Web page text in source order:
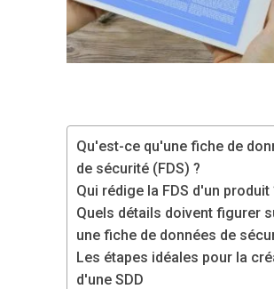
Qu'est-ce qu'une fiche de
de sécurité (FDS) ?
Qui rédige la FDS d'un produit
Quels détails doivent figurer
une fiche de données de
Les étapes idéales pour la
d'une SDD